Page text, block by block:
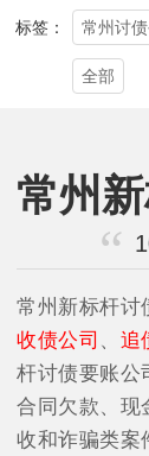
标签： 常州讨
全部
常州
常州新标杆讨
收债公司 、 追
杆讨债要账公
合同欠款、现
收和诈骗类案